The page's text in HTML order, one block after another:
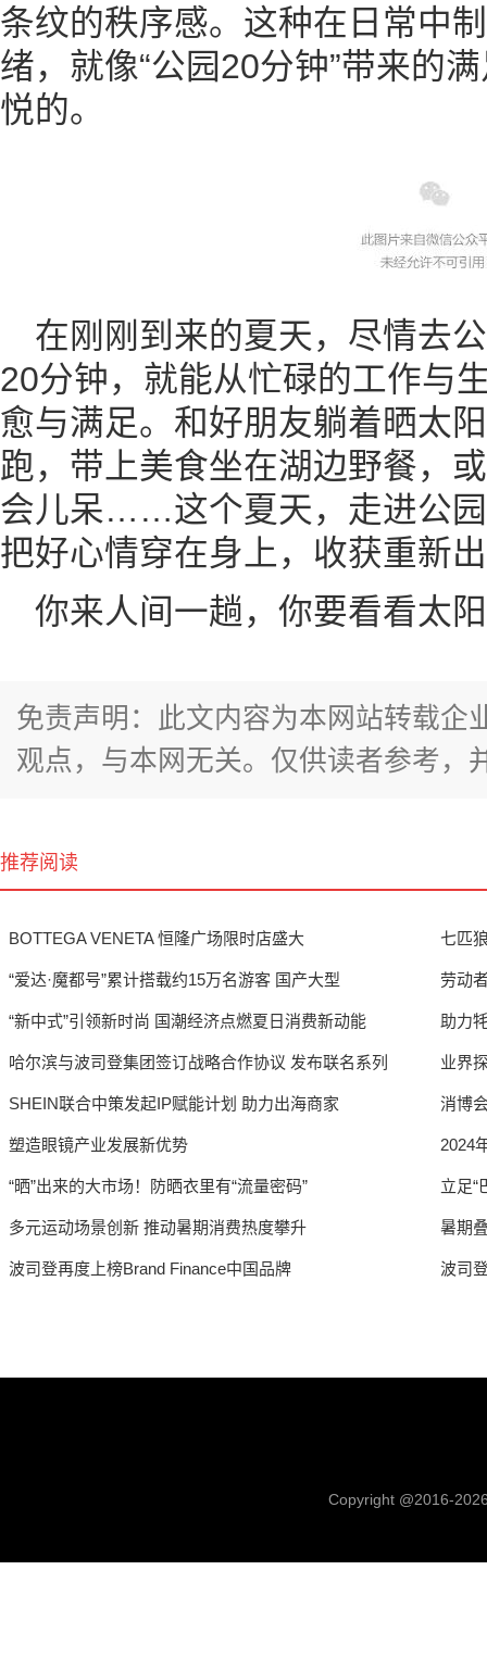
条纹的秩序感。这种在日常中
绪，就像“公园20分钟”带来的
悦的。
在刚刚到来的夏天，尽情去
20分钟，就能从忙碌的工作与
愈与满足。和好朋友躺着晒太
跑，带上美食坐在湖边野餐，
会儿呆……这个夏天，走进公
把好心情穿在身上，收获重新
你来人间一趟，你要看看太
免责声明：此文内容为本网站转载企
观点，与本网无关。仅供读者参考，
推荐阅读
BOTTEGA VENETA 恒隆广场限时店盛大 七匹
“爱达·魔都号”累计搭载约15万名游客 国产大型 劳动
“新中式”引领新时尚 国潮经济点燃夏日消费新动能 助力
哈尔滨与波司登集团签订战略合作协议 发布联名系列 业界
SHEIN联合中策发起IP赋能计划 助力出海商家 消博
塑造眼镜产业发展新优势 2024
“晒”出来的大市场！防晒衣里有“流量密码” 立足“
多元运动场景创新 推动暑期消费热度攀升 暑期
波司登再度上榜Brand Finance中国品牌 波司
Copyright @2016-